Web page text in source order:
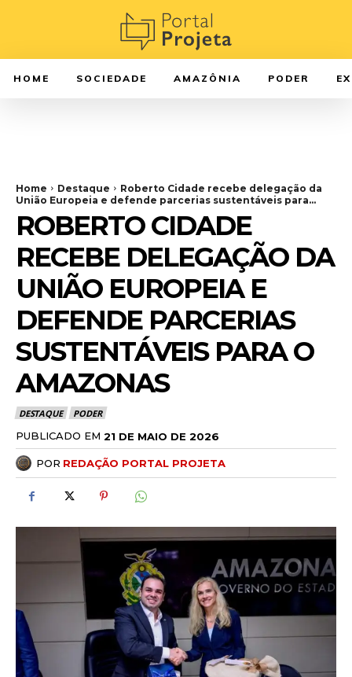
HOME SOCIEDADE AMAZÔNIA PODER
Home Destaque
Roberto Cidade recebe delegação da
União Europeia e defende parcerias sustentáveis para...
ROBERTO CIDADE
RECEBE DELEGAÇÃO DA
UNIÃO EUROPEIA E
DEFENDE PARCERIAS
SUSTENTÁVEIS PARA O
AMAZONAS
DESTAQUE PODER
PUBLICADO EM 21 DE MAIO DE 2026
POR REDAÇÃO PORTAL PROJETA